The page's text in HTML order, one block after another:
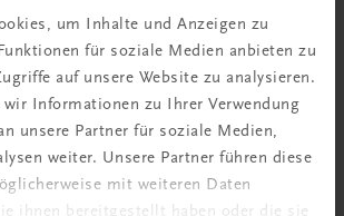
um Inhalte und Anzeigen zu
für soziale Medien anbieten zu
auf unsere Website zu analysieren.
Informationen zu Ihrer Verwendung
unsere Partner für soziale Medien,
weiter. Unsere Partner führen diese
mit weiteren Daten
ihnen bereitgestellt haben oder die sie